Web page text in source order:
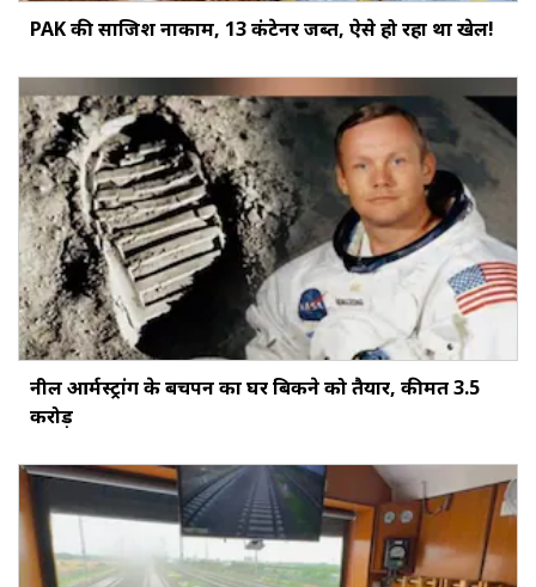
PAK की साजिश नाकाम, 13 कंटेनर जब्त, ऐसे हो रहा था खेल!
नील आर्मस्ट्रांग के बचपन का घर बिकने को तैयार, कीमत 3.5
करोड़